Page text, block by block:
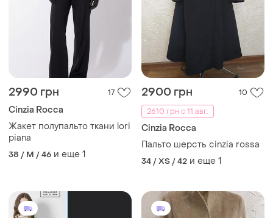
2990 грн 17
Cinzia Rocca
Жакет полупальто ткани lori
piana
38 / M / 46 и еще 1
2900 грн
10
2610 грн с 11 авг.
Cinzia Rocca
Пальто шерсть cinzia rossa
34 / XS / 42 и еще 1